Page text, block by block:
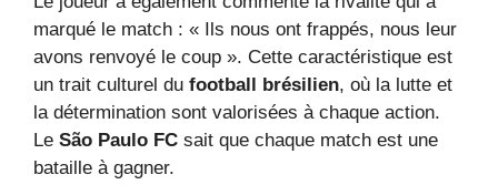
marqué le match : « Ils nous ont frappés, nous leur
avons renvoyé le coup ». Cette caractéristique est
un trait culturel du football brésilien, où la lutte et
la détermination sont valorisées à chaque action.
Le São Paulo FC sait que chaque match est une
bataille à gagner.